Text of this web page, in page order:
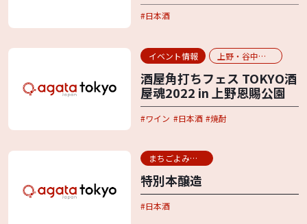
日本酒
イベント情報 上野・谷中・日暮里
酒屋角打ちフェス TOKYO酒
屋魂2022 in 上野恩賜公園
ワイン 日本酒 焼酎
まちごよみ用語辞典
特別本醸造
日本酒